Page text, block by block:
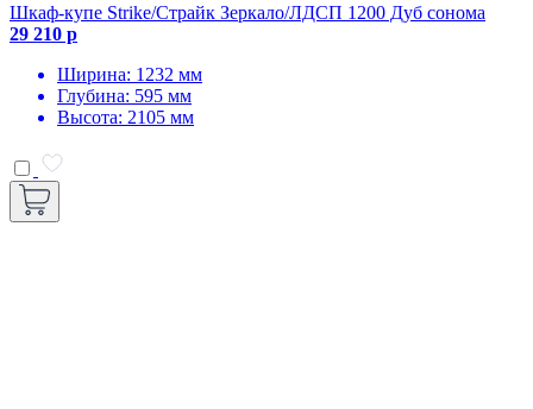
Шкаф-купе Strike/Страйк Зеркало/ЛДСП 1200 Дуб сонома
29 210 р
Ширина: 1232 мм
Глубина: 595 мм
Высота: 2105 мм